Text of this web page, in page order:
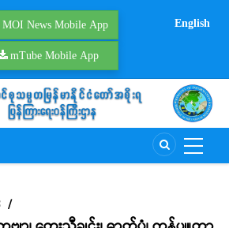
MOI News Mobile App
mTube Mobile App
English
/